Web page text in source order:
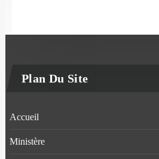
Plan Du Site
Accueil
Ministère